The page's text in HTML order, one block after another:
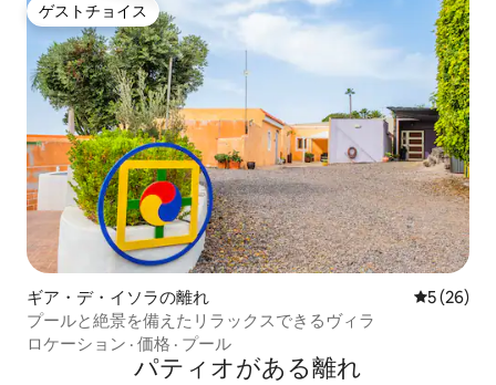
ゲストチョイス
ゲストチョイス
ギア・デ・イソラの離れ レビュー
5 (26)
プールと絶景を備えたリラックスできるヴィラ
ロケーション · 価格 · プール
パティオがある離れ